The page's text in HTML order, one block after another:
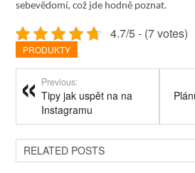
sebevědomí, což jde hodně poznat.
4.7/5 - (7 votes)
PRODUKTY
Previous:
Tipy jak uspět na na
Instagramu
RELATED POSTS